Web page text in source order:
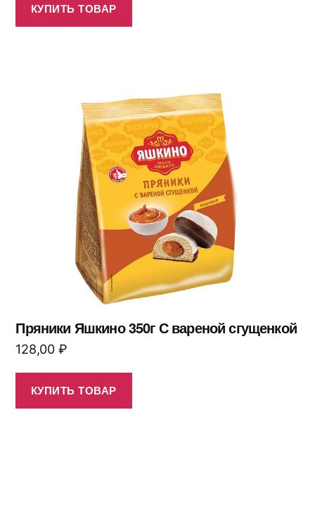
КУПИТЬ ТОВАР
Пряники Яшкино 350г С вареной сгущенкой
128,00 ₽
КУПИТЬ ТОВАР